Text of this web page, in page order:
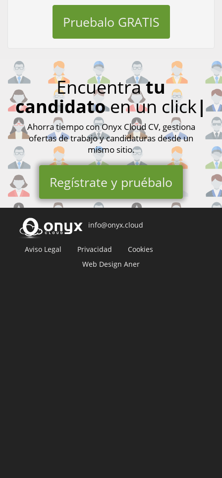
Pruebalo GRATIS
Encuentratu
candidatoen un click|
Ahorra tiempo con Onyx Cloud CV, gestiona
ofertas de trabajo y candidaturas desde un
mismo sitio.
Regístrate y pruébalo
info@onyx.cloud
Aviso Legal Privacidad
Cookies
Web Design Aner